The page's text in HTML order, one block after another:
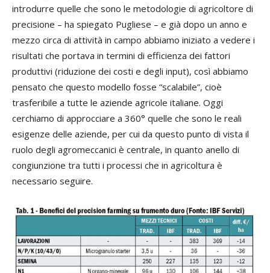
introdurre quelle che sono le metodologie di agricoltore di
precisione – ha spiegato Pugliese – e già dopo un anno e
mezzo circa di attività in campo abbiamo iniziato a vedere i
risultati che portava in termini di efficienza dei fattori
produttivi (riduzione dei costi e degli input), così abbiamo
pensato che questo modello fosse “scalabile”, cioè
trasferibile a tutte le aziende agricole italiane. Oggi
cerchiamo di approcciare a 360° quelle che sono le reali
esigenze delle aziende, per cui da questo punto di vista il
ruolo degli agromeccanici è centrale, in quanto anello di
congiunzione tra tutti i processi che in agricoltura è
necessario seguire.